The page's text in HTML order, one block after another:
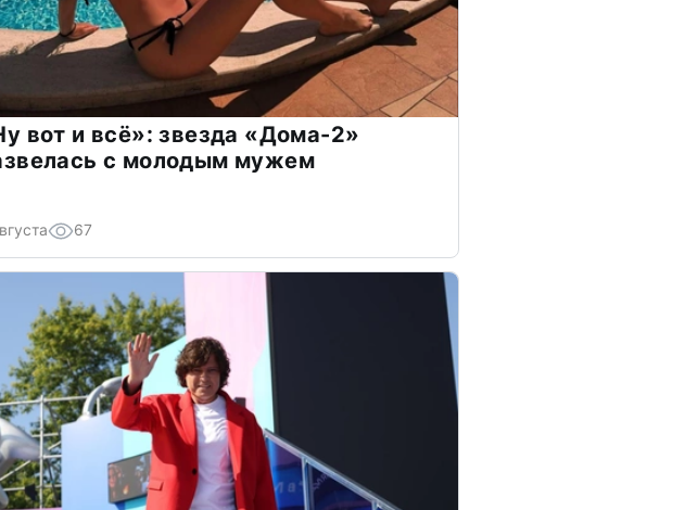
вот и всё»: звезда «Дома-2»
с молодым мужем
67